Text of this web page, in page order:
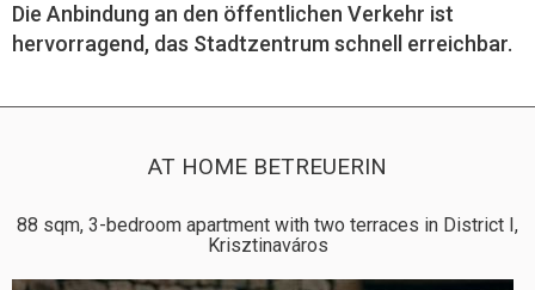
Die Anbindung an den öffentlichen Verkehr ist
hervorragend, das Stadtzentrum schnell erreichbar.
AT HOME BETREUERIN
88 sqm, 3-bedroom apartment with two terraces in District I,
Krisztinaváros